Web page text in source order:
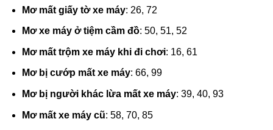
Mơ mất giấy tờ xe máy: 26, 72
Mơ xe máy ở tiệm cầm đồ: 50, 51, 52
Mơ mất trộm xe máy khi đi chơi: 16, 61
Mơ bị cướp mất xe máy: 66, 99
Mơ bị người khác lừa mất xe máy: 39, 40, 93
Mơ mất xe máy cũ: 58, 70, 85